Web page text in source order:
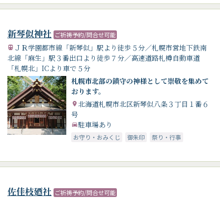
新琴似神社 ご祈祷予約/問合せ可能
ＪＲ学園都市線「新琴似」駅より徒歩５分／札幌市営地下鉄南
北線「麻生」駅３番出口より徒歩７分／高速道路札樽自動車道
「札幌北」ICより車で５分
札幌市北部の鎮守の神様として崇敬を集めて
おります。
北海道札幌市北区新琴似八条３丁目１番６
号
駐車場あり
お守り・おみくじ 御朱印 祭り・行事
佐佳枝廼社 ご祈祷予約/問合せ可能